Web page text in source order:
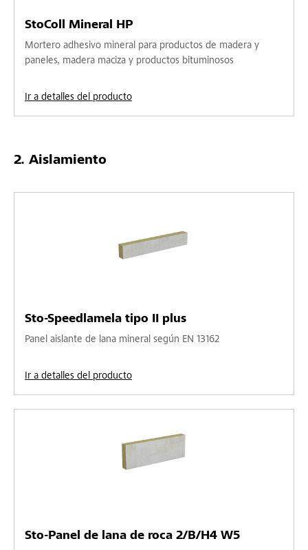
StoColl Mineral HP
Mortero adhesivo mineral para productos de madera y
paneles, madera maciza y productos bituminosos
Ir a detalles del producto
Aislamiento
Sto-Speedlamela tipo II plus
Panel aislante de lana mineral según EN 13162
Ir a detalles del producto
Sto-Panel de lana de roca 2/B/H4 W5